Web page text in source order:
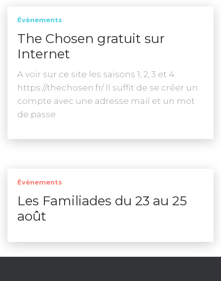
Évènements
The Chosen gratuit sur
Internet
A voir sur ce site les saisons 1, 2, 3 et 4:
https://thechosen.fr/ Il suffit de se créer un
compte avec une adresse mail et un mot
de passe.
Évènements
Les Familiades du 23 au 25
août